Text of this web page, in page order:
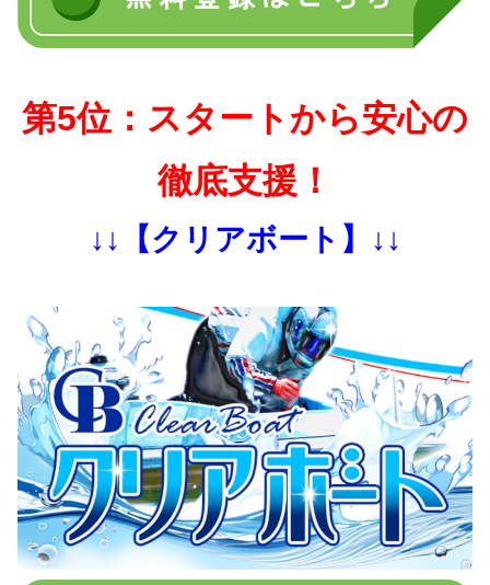
第5位：スタートから安心の
徹底支援！
↓↓【クリアボート】↓↓